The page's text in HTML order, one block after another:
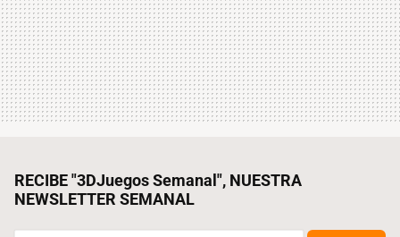
RECIBE "3DJuegos Semanal", NUESTRA
NEWSLETTER SEMANAL